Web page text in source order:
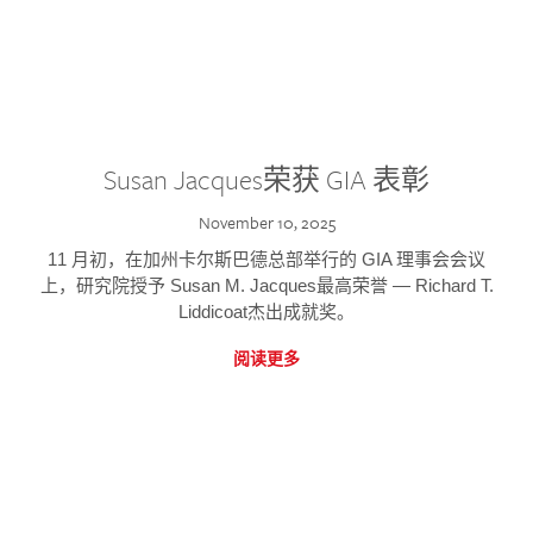
Susan Jacques荣获 GIA 表彰
November 10, 2025
11 月初，在加州卡尔斯巴德总部举行的 GIA 理事会会议
上，研究院授予 Susan M. Jacques最高荣誉 — Richard T.
Liddicoat杰出成就奖。
阅读更多